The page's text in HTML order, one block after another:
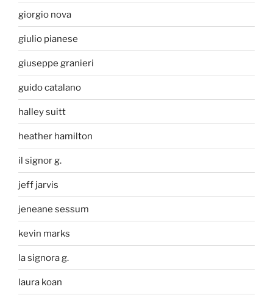
giorgio nova
giulio pianese
giuseppe granieri
guido catalano
halley suitt
heather hamilton
il signor g.
jeff jarvis
jeneane sessum
kevin marks
la signora g.
laura koan